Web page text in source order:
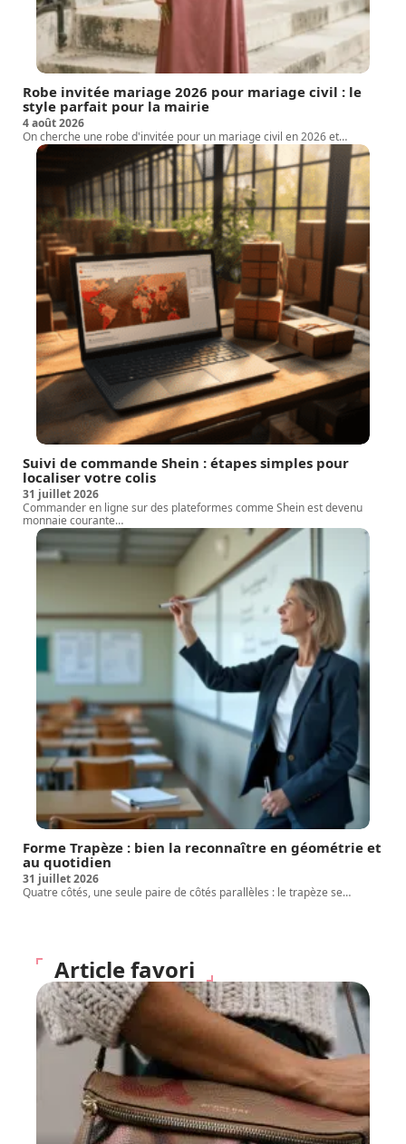
Robe invitée mariage 2026 pour mariage civil : le
style parfait pour la mairie
4 août 2026
On cherche une robe d'invitée pour un mariage civil en 2026 et…
Suivi de commande Shein : étapes simples pour
localiser votre colis
31 juillet 2026
Commander en ligne sur des plateformes comme Shein est devenu
monnaie courante…
Forme Trapèze : bien la reconnaître en géométrie et
au quotidien
31 juillet 2026
Quatre côtés, une seule paire de côtés parallèles : le trapèze se…
Article favori